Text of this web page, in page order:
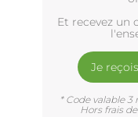
Et recevez un
Je
* Code valable
Hors frais